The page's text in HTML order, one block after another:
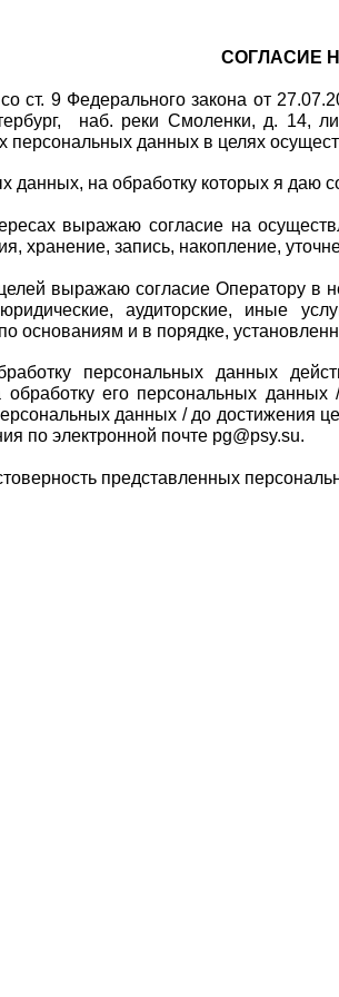
СОГЛАСИЕ
ст. 9 Федерального закона от
наб. реки Смоленки, д.
персональных данных в целях
данных, на обработку которых я даю
выражаю согласие на
хранение, запись, накопление,
выражаю согласие Оператору в
аудиторские, иные
основаниям и в порядке,
персональных данных
обработку его персональных
данных / до достижения
по электронной почте pg@psy.su.
представленных